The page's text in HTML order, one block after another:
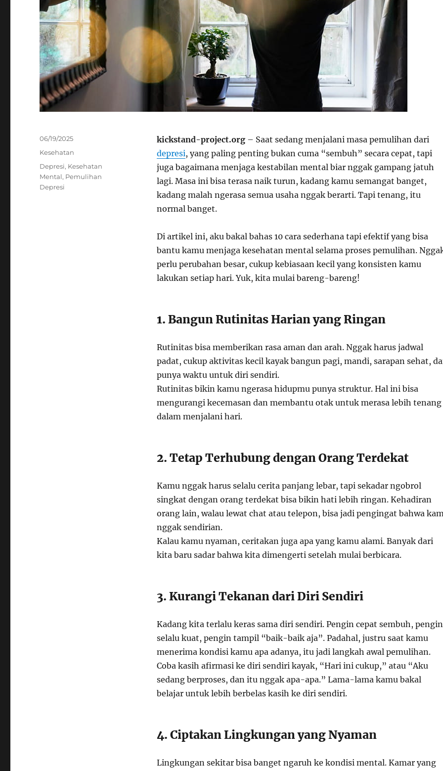
kickstand-project.org– Saat sedang menjalani masa pemulihan dari
depresi, yang paling penting bukan cuma “sembuh” secara cepat, tapi
juga bagaimana menjaga kestabilan mental biar nggak gampang jatuh
lagi. Masa ini bisa terasa naik turun, kadang kamu semangat banget,
kadang malah ngerasa semua usaha nggak berarti. Tapi tenang, itu
normal banget.
Di artikel ini, aku bakal bahas 10 cara sederhana tapi efektif yang bisa
bantu kamu menjaga kesehatan mental selama proses pemulihan.
perlu perubahan besar, cukup kebiasaan kecil yang konsisten kamu
lakukan setiap hari. Yuk, kita mulai bareng-bareng!
1. Bangun Rutinitas Harian yang Ringan
Rutinitas bisa memberikan rasa aman dan arah. Nggak harus jadwal
padat, cukup aktivitas kecil kayak bangun pagi, mandi, sarapan sehat,
punya waktu untuk diri sendiri.
Rutinitas bikin kamu ngerasa hidupmu punya struktur. Hal ini bisa
mengurangi kecemasan dan membantu otak untuk merasa lebih tenang
dalam menjalani hari.
2. Tetap Terhubung dengan Orang Terdekat
Kamu nggak harus selalu cerita panjang lebar, tapi sekadar ngobrol
singkat dengan orang terdekat bisa bikin hati lebih ringan. Kehadiran
orang lain, walau lewat chat atau telepon, bisa jadi pengingat bahwa
nggak sendirian.
Kalau kamu nyaman, ceritakan juga apa yang kamu alami. Banyak dari
kita baru sadar bahwa kita dimengerti setelah mulai berbicara.
3. Kurangi Tekanan dari Diri Sendiri
Kadang kita terlalu keras sama diri sendiri. Pengin cepat sembuh, pengin
selalu kuat, pengin tampil “baik-baik aja”. Padahal, justru saat kamu
menerima kondisi kamu apa adanya, itu jadi langkah awal pemulihan.
Coba kasih afirmasi ke diri sendiri kayak, “Hari ini cukup,” atau “Aku
sedang berproses, dan itu nggak apa-apa.” Lama-lama kamu bakal
belajar untuk lebih berbelas kasih ke diri sendiri.
4. Ciptakan Lingkungan yang Nyaman
Lingkungan sekitar bisa banget ngaruh ke kondisi mental. Kamar yang
Posted
06/19/2025
Categories
Kesehatan
Tags
Depresi, Kesehatan
Mental, Pemulihan
Depresi